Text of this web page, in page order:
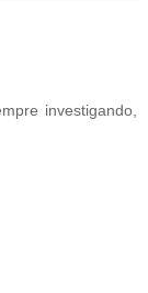
investigando,